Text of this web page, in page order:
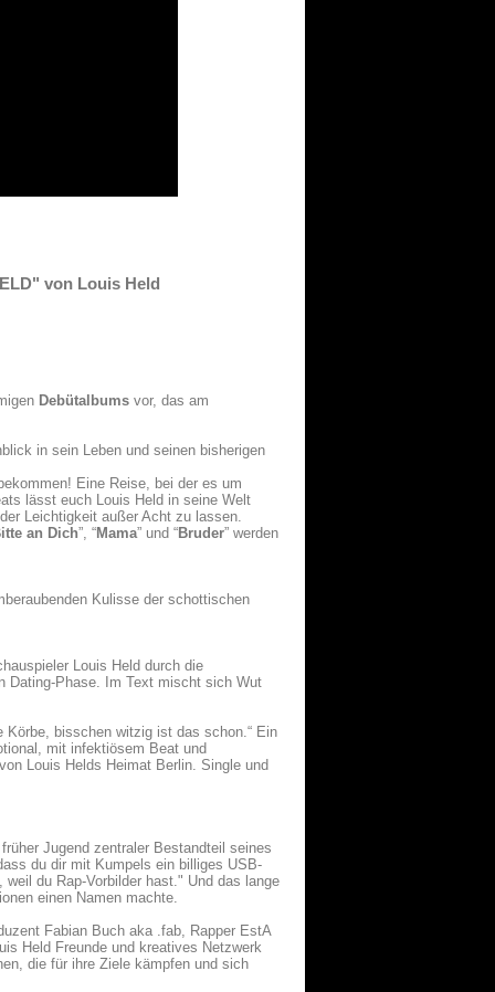
von Louis Held
Debütalbums vor, das am
in sein Leben und seinen bisherigen
Eine Reise, bei der es um
lässt euch Louis Held in seine Welt
Leichtigkeit außer Acht zu lassen.
an Dich”, “Mama” und “Bruder” werden
Kulisse der schottischen
Louis Held durch die
Dating-Phase. Im Text mischt sich Wut
bisschen witzig ist das schon.“ Ein
mit infektiösem Beat und
Louis Helds Heimat Berlin. Single und
Jugend zentraler Bestandteil seines
du dir mit Kumpels ein billiges USB-
du Rap-Vorbilder hast." Und das lange
einen Namen machte.
Fabian Buch aka .fab, Rapper EstA
Held Freunde und kreatives Netzwerk
die für ihre Ziele kämpfen und sich